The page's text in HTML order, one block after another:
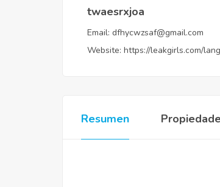
twaesrxjoa
Email: dfhycwzsaf@gmail.com
Website: https://leakgirls.com/
Resumen